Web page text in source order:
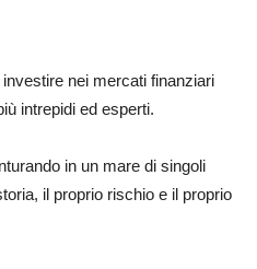
nei mercati finanziari
intrepidi ed esperti.
in un mare di singoli
il proprio rischio e il proprio